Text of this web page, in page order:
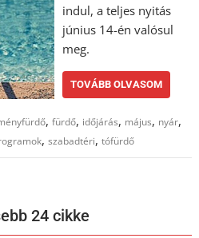
indul, a teljes nyitás
június 14-én valósul
meg.
TOVÁBB OLVASOM
,fürdő, időjárás, május, nyár,
,szabadtéri,tófürdő
24 cikke